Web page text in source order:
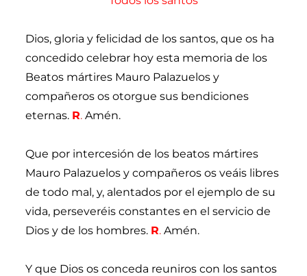
Dios, gloria y felicidad de los santos, que os ha
concedido celebrar hoy esta memoria de los
Beatos mártires Mauro Palazuelos y
compañeros os otorgue sus bendiciones
eternas. R. Amén.
Que por intercesión de los beatos mártires
Mauro Palazuelos y compañeros os veáis libres
de todo mal, y, alentados por el ejemplo de su
vida, perseveréis constantes en el servicio de
Dios y de los hombres. R.Amén.
Y que Dios os conceda reuniros con los santos